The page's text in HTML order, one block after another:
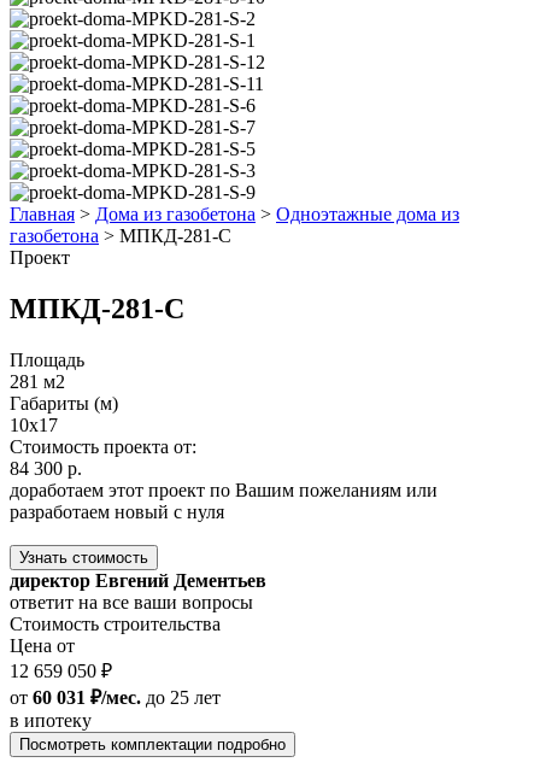
Главная > Дома из газобетона > Одноэтажные дома из
газобетона > МПКД-281-С
Проект
МПКД-281-С
Площадь
281 м2
Габариты (м)
10x17
Стоимость проекта от:
84 300 р.
доработаем этот проект по Вашим пожеланиям или
разработаем новый с нуля
Узнать стоимость
директор Евгений Дементьев
ответит на все ваши вопросы
Стоимость строительства
Цена от
12 659 050 ₽
от 60 031 ₽/мес. до 25 лет
в ипотеку
Посмотреть комплектации подробно